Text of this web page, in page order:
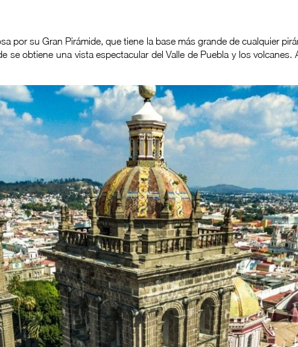
por su Gran Pirámide, que tiene la base más grande de cualquier
se obtiene una vista espectacular del Valle de Puebla y los